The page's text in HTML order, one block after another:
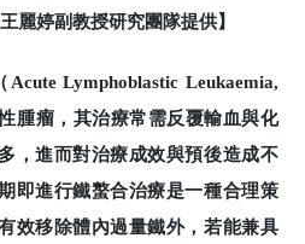
麗婷副教授研究團隊提供】
Lymphoblastic Leukaemia,
腫瘤，其治療常需反覆輸血與化
，進而對治療成效與預後造成不
即進行鐵螯合治療是一種合理策
效移除體內過量鐵外，若能兼具